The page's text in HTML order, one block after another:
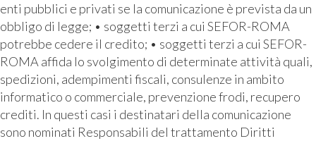
enti pubblici e privati se la comunicazione è prevista da un
obbligo di legge; • soggetti terzi a cui SEFOR-ROMA
potrebbe cedere il credito; • soggetti terzi a cui SEFOR-
ROMA affida lo svolgimento di determinate attività quali,
spedizioni, adempimenti fiscali, consulenze in ambito
informatico o commerciale, prevenzione frodi, recupero
crediti. In questi casi i destinatari della comunicazione
sono nominati Responsabili del trattamento Diritti